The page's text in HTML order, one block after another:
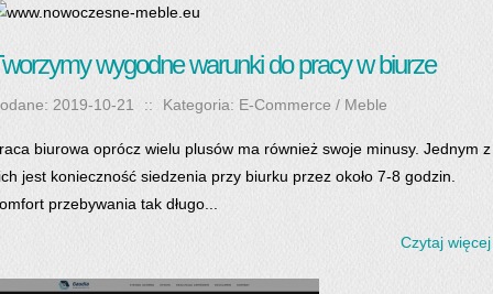
wygodne warunki do pracy w biurze
2019-10-21 :: Kategoria: E-Commerce / Meble
biurowa oprócz wielu plusów ma również swoje minusy. Jednym z
jest konieczność siedzenia przy biurku przez około 7-8 godzin.
przebywania tak długo...
Czytaj